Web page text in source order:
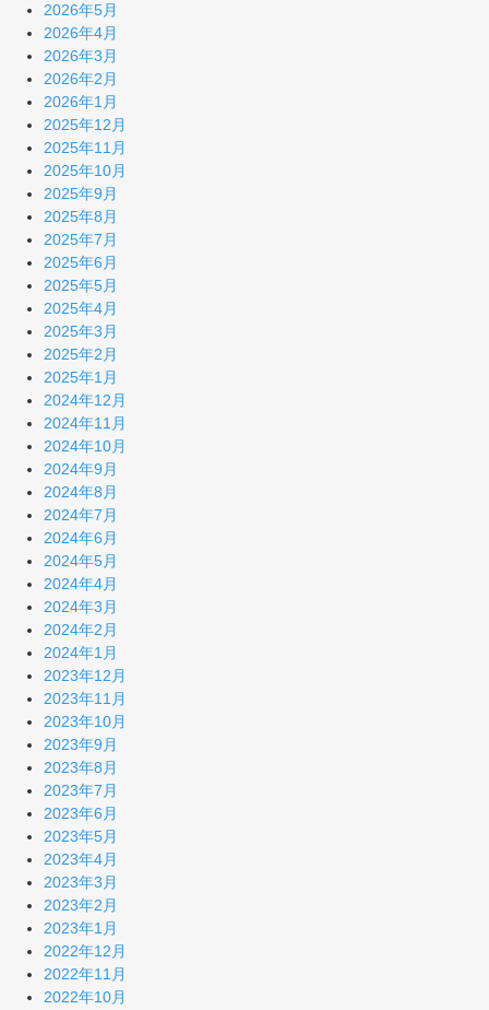
2026年5月
2026年4月
2026年3月
2026年2月
2026年1月
2025年12月
2025年11月
2025年10月
2025年9月
2025年8月
2025年7月
2025年6月
2025年5月
2025年4月
2025年3月
2025年2月
2025年1月
2024年12月
2024年11月
2024年10月
2024年9月
2024年8月
2024年7月
2024年6月
2024年5月
2024年4月
2024年3月
2024年2月
2024年1月
2023年12月
2023年11月
2023年10月
2023年9月
2023年8月
2023年7月
2023年6月
2023年5月
2023年4月
2023年3月
2023年2月
2023年1月
2022年12月
2022年11月
2022年10月